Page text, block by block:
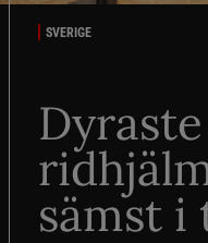
SVERIGE
Dyraste
sämst i